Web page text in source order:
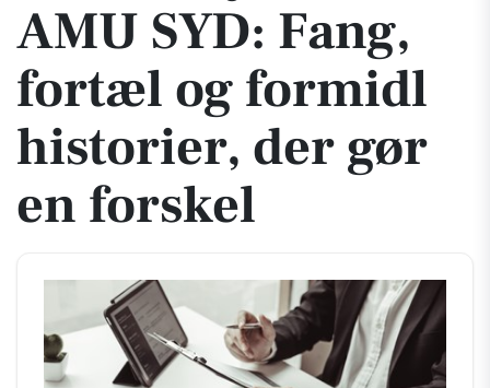
AMU SYD: Fang,
fortæl og formidl
historier, der gør
en forskel